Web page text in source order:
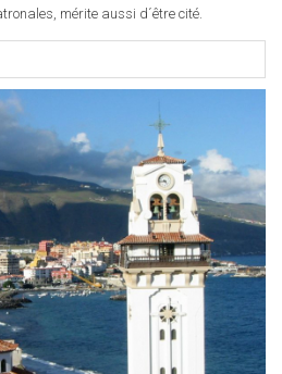
mérite aussi d´être cité.